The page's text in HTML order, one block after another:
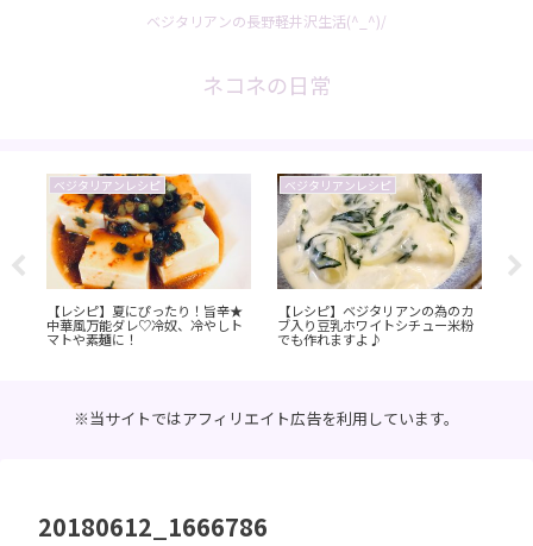
ベジタリアンの長野軽井沢生活(^_^)/
ネコネの日常
ベジタリアンレシピ
【レシピ】夏にぴったり！旨辛★
中華風万能ダレ♡冷奴、冷やしト
マトや素麺に！
ベジタリアンレシピ
【レシピ】ベジタリアンの為のカ
ブ入り豆乳ホワイトシチュー米粉
でも作れますよ♪
※当サイトではアフィリエイト広告を利用しています。
20180612_1666786